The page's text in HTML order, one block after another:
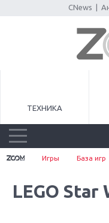
CNews
ТЕХНИКА
Игры База игр
LEGO Star